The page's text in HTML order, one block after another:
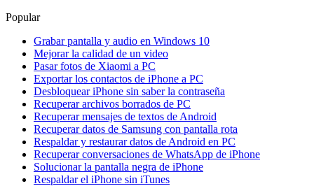
Popular
Grabar pantalla y audio en Windows 10
Mejorar la calidad de un video
Pasar fotos de Xiaomi a PC
Exportar los contactos de iPhone a PC
Desbloquear iPhone sin saber la contraseña
Recuperar archivos borrados de PC
Recuperar mensajes de textos de Android
Recuperar datos de Samsung con pantalla rota
Respaldar y restaurar datos de Android en PC
Recuperar conversaciones de WhatsApp de iPhone
Solucionar la pantalla negra de iPhone
Respaldar el iPhone sin iTunes